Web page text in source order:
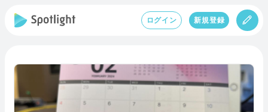
ログイン 新規登録